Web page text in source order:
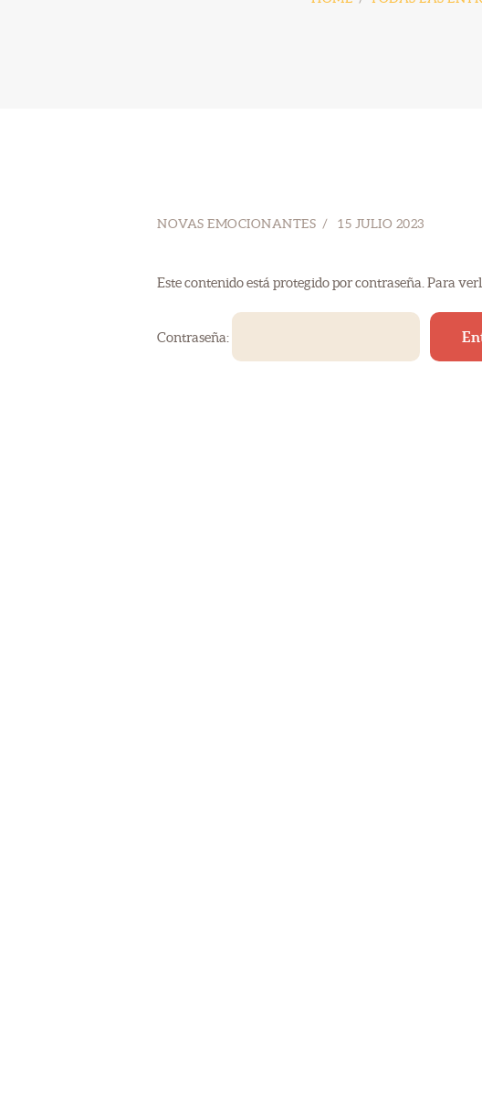
NOVAS EMOCIONANTES 15 JULIO 2023
Este contenido está protegido por contraseña. Para
Contraseña: